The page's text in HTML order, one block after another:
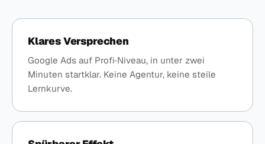
Klares Versprechen
Google Ads auf Profi‑Niveau, in unter zwei
Minuten startklar. Keine Agentur, keine steile
Lernkurve.